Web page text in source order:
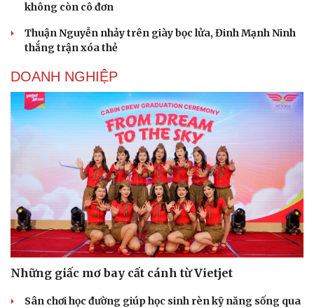
Cải chính
không còn cô đơn
Thuận Nguyễn nhảy trên giày bọc lửa, Đinh Mạnh Ninh
thắng trận xóa thẻ
DOANH NGHIỆP
Những giấc mơ bay cất cánh từ Vietjet
Sân chơi học đường giúp học sinh rèn kỹ năng sống qua